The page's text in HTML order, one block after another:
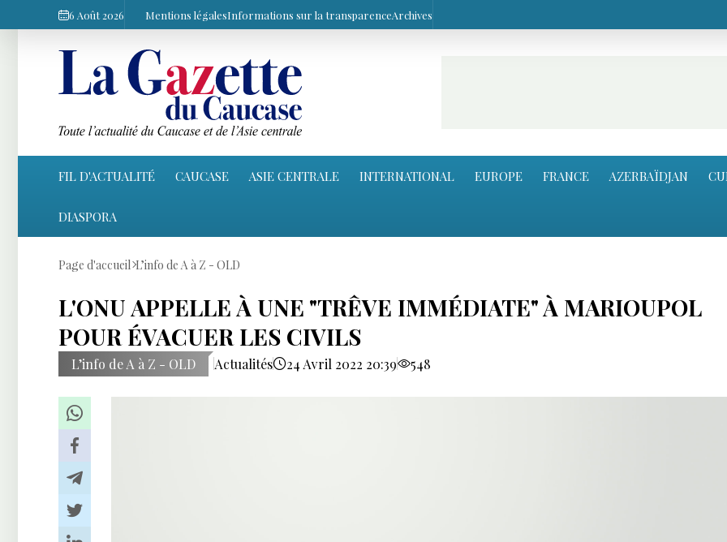
6 Août 2026 Mentions légalesInformations sur la transparenceArchives
FIL D'ACTUALITÉ CAUCASE ASIE CENTRALE INTERNATIONAL EUROPE FRANCE AZERBAÏDJAN
DIASPORA
Page d'accueil L’info de A à Z - OLD
L'ONU APPELLE À UNE "TRÊVE IMMÉDIATE" À MARIOUPOL
POUR ÉVACUER LES CIVILS
L’info de A à Z - OLD Actualités 24 Avril 2022 20:39 548